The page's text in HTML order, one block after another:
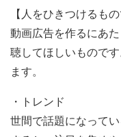
【人をひきつけるも
動画広告を作るにあ
聴してほしいもので
ます。
・トレンド
世間で話題になって